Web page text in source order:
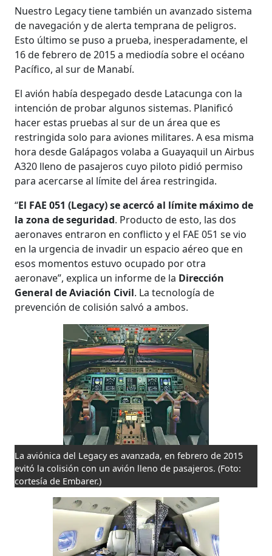
Nuestro Legacy tiene también un avanzado sistema
de navegación y de alerta temprana de peligros.
Esto último se puso a prueba, inesperadamente, el
16 de febrero de 2015 a mediodía sobre el océano
Pacífico, al sur de Manabí.
El avión había despegado desde Latacunga con la
intención de probar algunos sistemas. Planificó
hacer estas pruebas al sur de un área que es
restringida solo para aviones militares. A esa misma
hora desde Galápagos volaba a Guayaquil un Airbus
A320 lleno de pasajeros cuyo piloto pidió permiso
para acercarse al límite del área restringida.
“El FAE 051 (Legacy) se acercó al límite máximo de
la zona de seguridad. Producto de esto, las dos
aeronaves entraron en conflicto y el FAE 051 se vio
en la urgencia de invadir un espacio aéreo que en
esos momentos estuvo ocupado por otra
aeronave”, explica un informe de la Dirección
General de Aviación Civil. La tecnología de
prevención de colisión salvó a ambos.
La aviónica del Legacy es avanzada, en febrero de 2015
evitó la colisión con un avión lleno de pasajeros.(Foto:
cortesía de Embarer.)